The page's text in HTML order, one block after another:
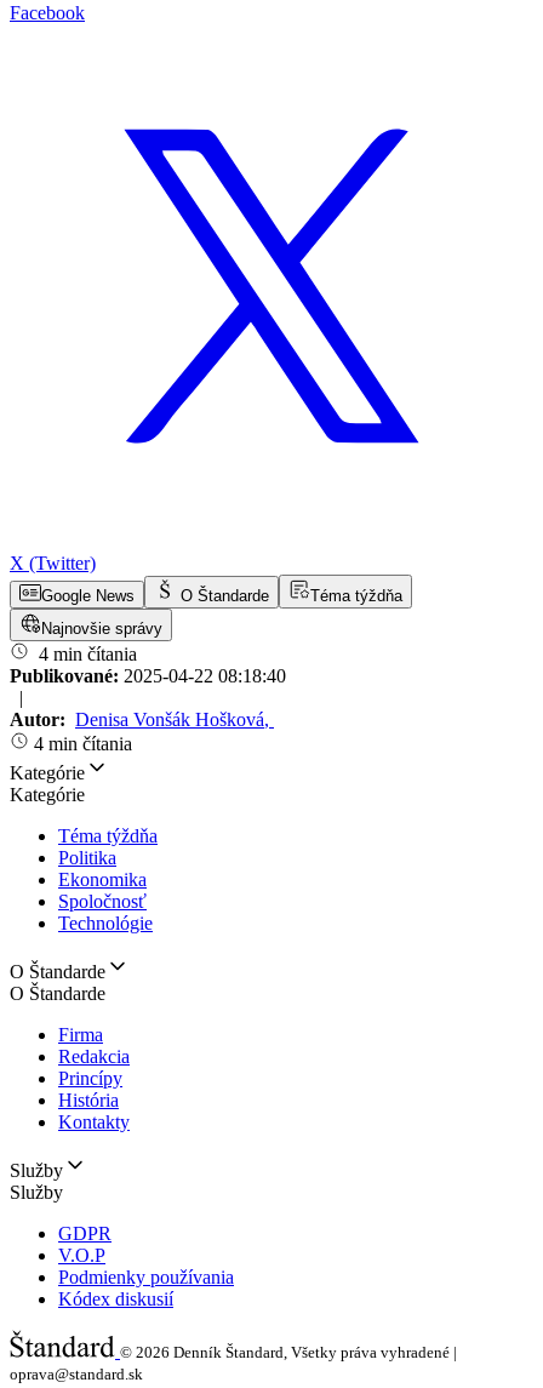
Facebook
X (Twitter)
Google News O Štandarde
Téma týždňa
Najnovšie správy
4 min čítania
Publikované: 2025-04-22 08:18:40
|
Autor: Denisa Vonšák Hošková,
4 min čítania
Kategórie
Kategórie
Téma týždňa
Politika
Ekonomika
Spoločnosť
Technológie
O Štandarde
O Štandarde
Firma
Redakcia
Princípy
História
Kontakty
Služby
Služby
GDPR
V.O.P
Podmienky používania
Kódex diskusií
© 2026 Denník Štandard, Všetky práva vyhradené |
oprava@standard.sk